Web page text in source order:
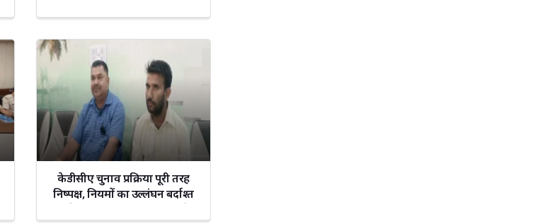
केडीसीए चुनाव प्रक्रिया पूरी तरह
निष्पक्ष, नियमों का उल्लंघन बर्दाश्त